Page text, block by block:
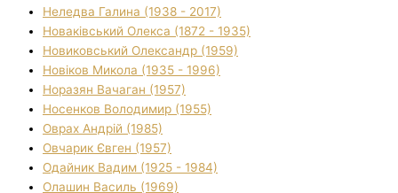
Неледва Галина (1938 - 2017)
Новаківський Олекса (1872 - 1935)
Новиковський Олександр (1959)
Новіков Микола (1935 - 1996)
Норазян Вачаган (1957)
Носенков Володимир (1955)
Оврах Андрій (1985)
Овчарик Євген (1957)
Одайник Вадим (1925 - 1984)
Олашин Василь (1969)